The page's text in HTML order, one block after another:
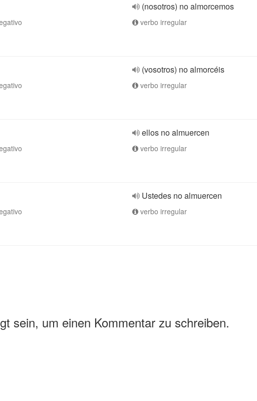
(nosotros) no almorcemos
verbo irregular
(vosotros) no almorcéis
verbo irregular
ellos no almuercen
verbo irregular
Ustedes no almuercen
verbo irregular
sein, um einen Kommentar zu schreiben.